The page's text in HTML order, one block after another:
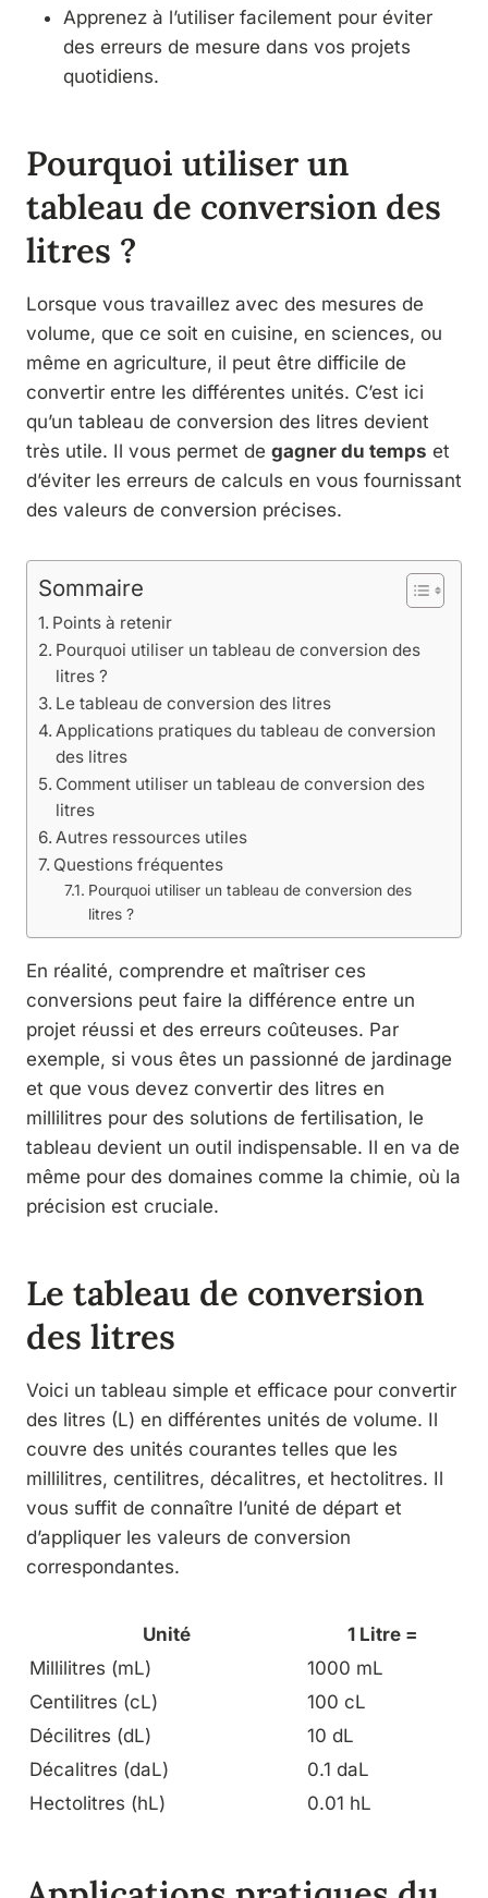
Apprenez à l’utiliser facilement pour éviter
des erreurs de mesure dans vos projets
quotidiens.
Pourquoi utiliser un
tableau de conversion des
litres ?
Lorsque vous travaillez avec des mesures de
volume, que ce soit en cuisine, en sciences, ou
même en agriculture, il peut être difficile de
convertir entre les différentes unités. C’est ici
qu’un tableau de conversion des litres devient
très utile. Il vous permet de gagner du temps et
d’éviter les erreurs de calculs en vous fournissant
des valeurs de conversion précises.
Sommaire
Points à retenir
Pourquoi utiliser un tableau de conversion des
litres ?
Le tableau de conversion des litres
Applications pratiques du tableau de conversion
des litres
Comment utiliser un tableau de conversion des
litres
Autres ressources utiles
Questions fréquentes
Pourquoi utiliser un tableau de conversion des
litres ?
En réalité, comprendre et maîtriser ces
conversions peut faire la différence entre un
projet réussi et des erreurs coûteuses. Par
exemple, si vous êtes un passionné de jardinage
et que vous devez convertir des litres en
millilitres pour des solutions de fertilisation, le
tableau devient un outil indispensable. Il en va de
même pour des domaines comme la chimie, où la
précision est cruciale.
Le tableau de conversion
des litres
Voici un tableau simple et efficace pour convertir
des litres (L) en différentes unités de volume. Il
couvre des unités courantes telles que les
millilitres, centilitres, décalitres, et hectolitres. Il
vous suffit de connaître l’unité de départ et
d’appliquer les valeurs de conversion
correspondantes.
Unité
1 Litre =
Millilitres (mL)
1000 mL
Centilitres (cL)
100 cL
Décilitres (dL)
10 dL
Décalitres (daL)
0.1 daL
Hectolitres (hL)
0.01 hL